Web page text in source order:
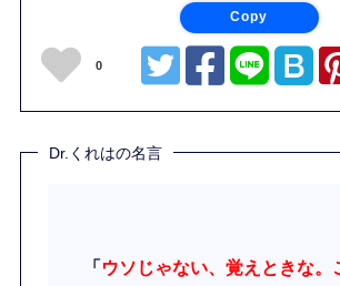
Copy
0
Dr.くれはの名言
「ウソじゃない、覚えときな。